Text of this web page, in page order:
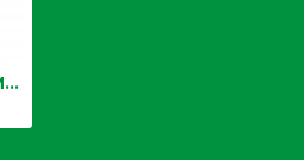
3.0MMx1LB Yuvarlak Motorlu Tırpan Misinası